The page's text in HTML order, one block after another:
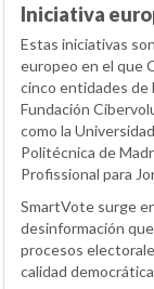
Iniciativa
Estas iniciativas
europeo en el que
cinco entidades de
Fundación
como la
Politécnica de
Profissional para
SmartVote surge
desinformación
procesos
calidad